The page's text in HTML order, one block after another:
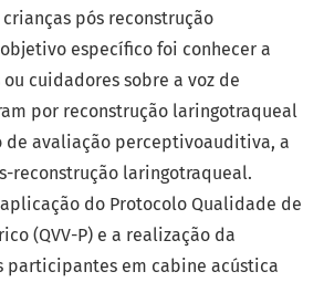
pós reconstrução
específico foi conhecer a
cuidadores sobre a voz de
por reconstrução laringotraqueal
de avaliação perceptivoauditiva, a
reconstrução laringotraqueal.
do Protocolo Qualidade de
(QVV-P) e a realização da
participantes em cabine acústica